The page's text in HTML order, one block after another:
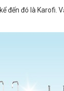
đến đó là Karofi.